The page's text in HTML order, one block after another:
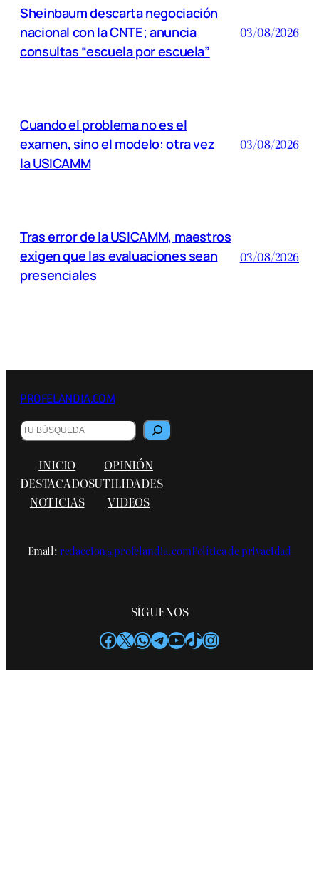
Sheinbaum descarta negociación
nacional con la CNTE; anuncia
consultas “escuela por escuela”
03/08/2026
Cuando el problema no es el
examen, sino el modelo: otra vez
la USICAMM
03/08/2026
Tras error de la USICAMM, maestros
exigen que las evaluaciones sean
presenciales
03/08/2026
PROFELANDIA.COM
B
u
a
r
INICIO
DESTACADOS
NOTICIAS
OPINIÓN
UTILIDADES
VIDEOS
Email:redaccion@profelandia.comPolítica de privacidad
SÍGUENOS
Facebook
X WhatsApp
Telegram
YouTube
TikTok
Instagram